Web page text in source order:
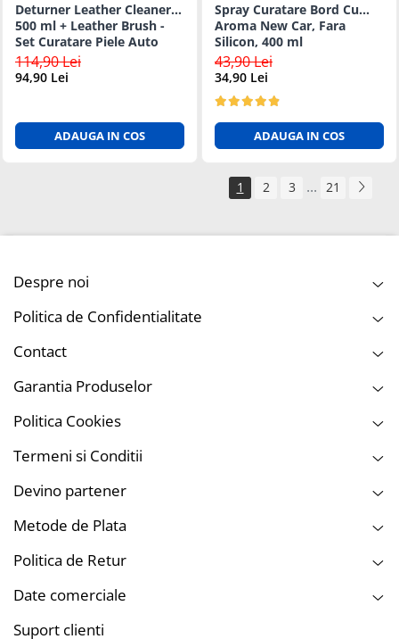
Deturner Leather Cleaner
500 ml + Leather Brush -
Set Curatare Piele Auto
114,90 Lei
94,90 Lei
ADAUGA IN COS
Spray Curatare Bord Cu
Aroma New Car, Fara
Silicon, 400 ml
43,90 Lei
34,90 Lei
ADAUGA IN COS
1 2 3 ... 21
Despre noi
Politica de Confidentialitate
Contact
Garantia Produselor
Politica Cookies
Termeni si Conditii
Devino partener
Metode de Plata
Politica de Retur
Date comerciale
Suport clienti